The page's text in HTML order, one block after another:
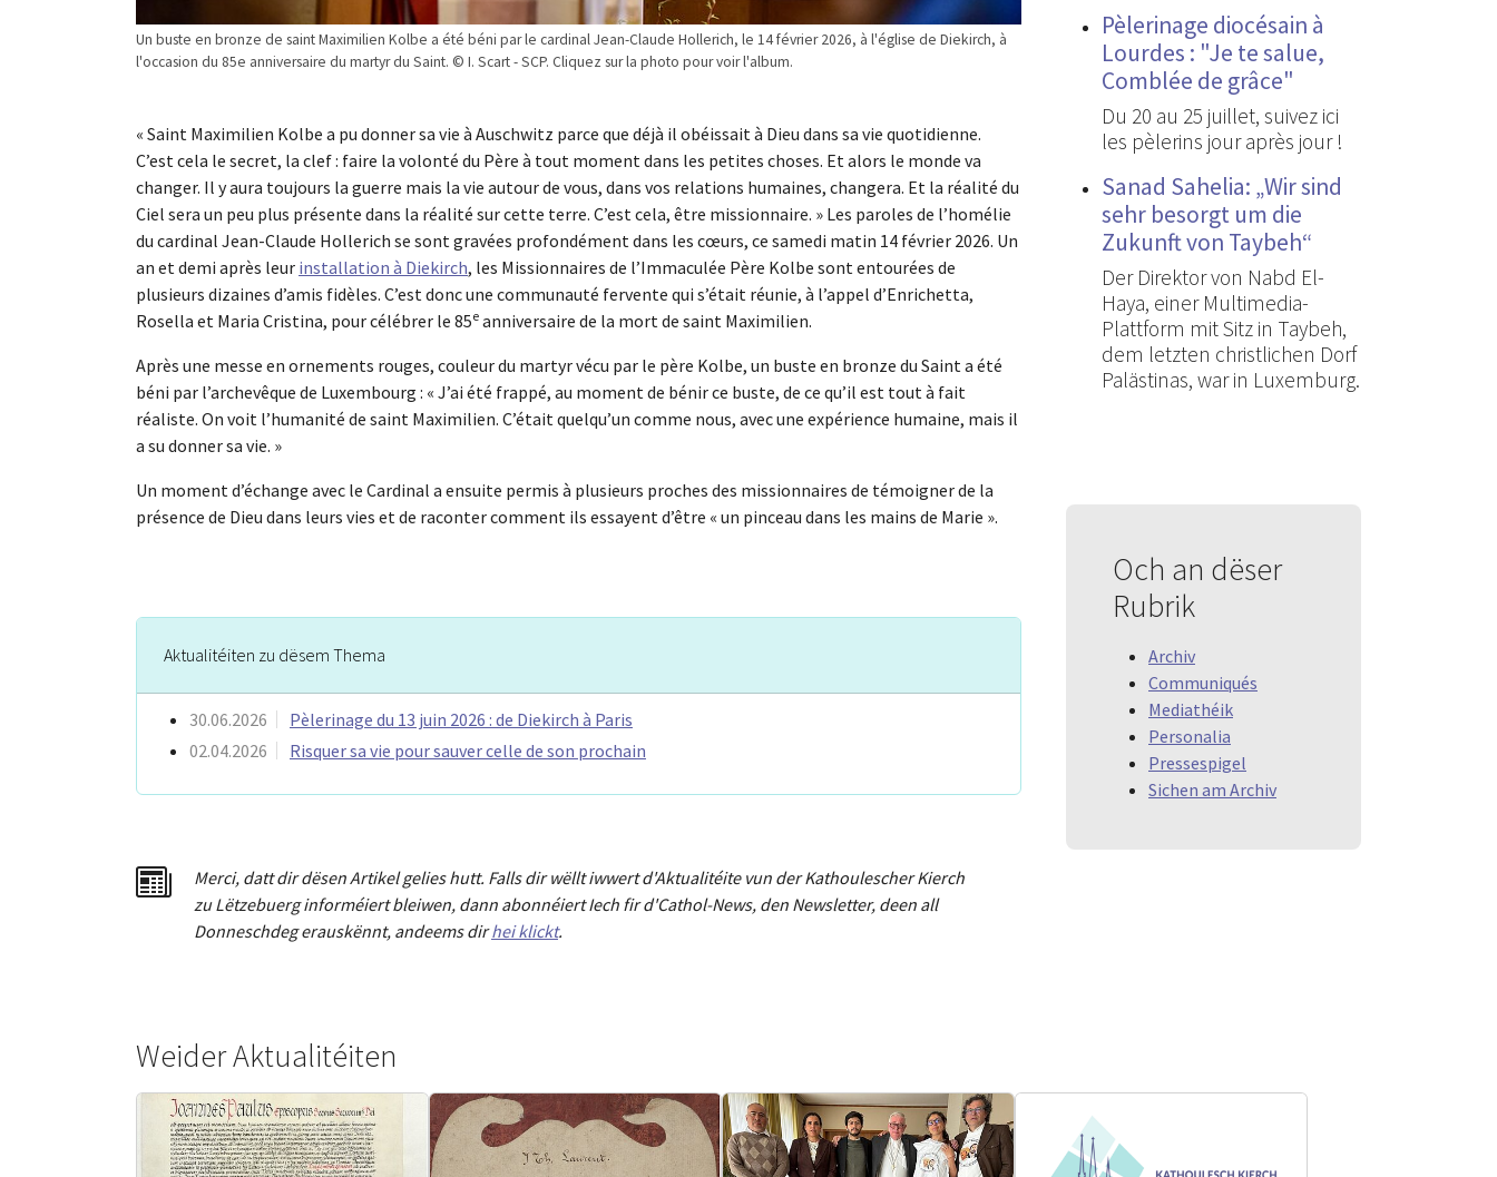
Un buste en bronze de saint Maximilien Kolbe a été béni par le cardinal Jean-Claude Hollerich, le 14 février 2026, à l'église de Diekirch, à
l'occasion du 85e anniversaire du martyr du Saint. © I. Scart - SCP. Cliquez sur la photo pour voir l'album.
« Saint Maximilien Kolbe a pu donner sa vie à Auschwitz parce que déjà il obéissait à Dieu dans sa vie quotidienne.
C’est cela le secret, la clef : faire la volonté du Père à tout moment dans les petites choses. Et alors le monde va
changer. Il y aura toujours la guerre mais la vie autour de vous, dans vos relations humaines, changera. Et la réalité du
Ciel sera un peu plus présente dans la réalité sur cette terre. C’est cela, être missionnaire. » Les paroles de l’homélie
du cardinal Jean-Claude Hollerich se sont gravées profondément dans les cœurs, ce samedi matin 14 février 2026. Un
an et demi après leur installation à Diekirch, les Missionnaires de l’Immaculée Père Kolbe sont entourées de
plusieurs dizaines d’amis fidèles. C’est donc une communauté fervente qui s’était réunie, à l’appel d’Enrichetta,
Rosella et Maria Cristina, pour célébrer le 85e anniversaire de la mort de saint Maximilien.
Après une messe en ornements rouges, couleur du martyr vécu par le père Kolbe, un buste en bronze du Saint a été
béni par l’archevêque de Luxembourg : « J’ai été frappé, au moment de bénir ce buste, de ce qu’il est tout à fait
réaliste. On voit l’humanité de saint Maximilien. C’était quelqu’un comme nous, avec une expérience humaine, mais il
a su donner sa vie. »
Un moment d’échange avec le Cardinal a ensuite permis à plusieurs proches des missionnaires de témoigner de la
présence de Dieu dans leurs vies et de raconter comment ils essayent d’être « un pinceau dans les mains de Marie ».
Aktualitéiten zu dësem Thema
30.06.2026
Pèlerinage du 13 juin 2026 : de Diekirch à Paris
02.04.2026
Risquer sa vie pour sauver celle de son prochain
Merci, dattdir dësen Artikel gelies hutt. Falls dir wëllt iwwert d'Aktualitéite vun der Kathoulescher Kierch
zu Lëtzebuerg informéiert bleiwen, dann abonnéiert Iech fir d'Cathol-News, den Newsletter, deen all
Donneschdeg erauskënnt, andeems dirhei klickt.
Pèlerinage diocésain à
Lourdes : "Je te salue,
Comblée de grâce"
Du 20 au 25 juillet, suivez ici
les pèlerins jour après jour !
Sanad Sahelia: „Wir sind
sehr besorgt um die
Zukunft von Taybeh“
Der Direktor von Nabd El-
Haya, einer Multimedia-
Plattform mit Sitz in Taybeh,
dem letzten christlichen Dorf
Palästinas, war in Luxemburg.
Och an dëser
Rubrik
Archiv
Communiqués
Mediathéik
Personalia
Pressespigel
Sichen am Archiv
Weider Aktualitéiten